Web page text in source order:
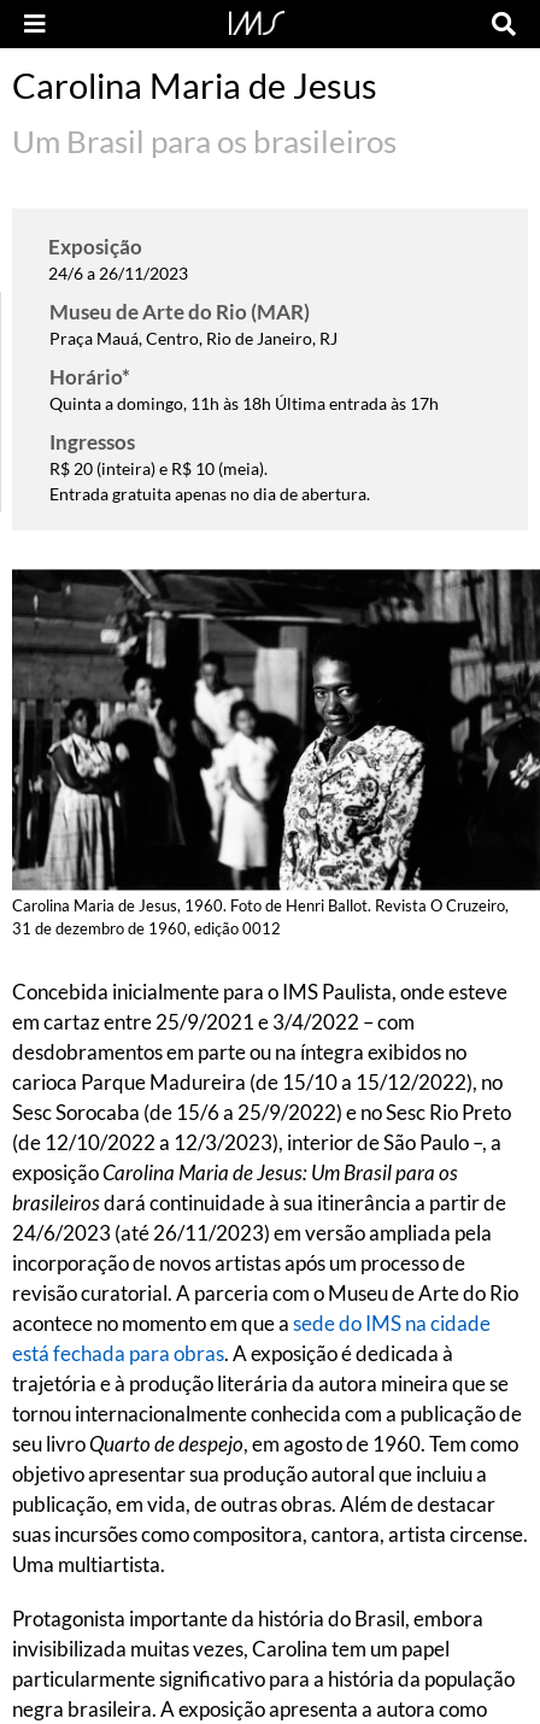
Carolina Maria de Jesus
Um Brasil para os brasileiros
Exposição
24/6 a 26/11/2023
Museu de Arte do Rio (MAR)
Praça Mauá, Centro, Rio de Janeiro, RJ
Horário*
Quinta a domingo, 11h às 18h Última entrada às 17h
Ingressos
R$ 20 (inteira) e R$ 10 (meia).
Entrada gratuita apenas no dia de abertura.
Carolina Maria de Jesus, 1960. Foto de Henri Ballot. Revista O Cruzeiro,
31 de dezembro de 1960, edição 0012
Concebida inicialmente para o IMS Paulista, onde esteve
em cartaz entre 25/9/2021 e 3/4/2022 – com
desdobramentos em parte ou na íntegra exibidos no
carioca Parque Madureira (de 15/10 a 15/12/2022), no
Sesc Sorocaba (de 15/6 a 25/9/2022) e no Sesc Rio Preto
(de 12/10/2022 a 12/3/2023), interior de São Paulo –, a
exposiçãoCarolina Maria de Jesus: Um Brasil para os
brasileirosdará continuidade à sua itinerância a partir de
24/6/2023 (até 26/11/2023) em versão ampliada pela
incorporação de novos artistas após um processo de
revisão curatorial. A parceria com o Museu de Arte do Rio
acontece no momento em que asede do IMS na cidade
está fechada para obras. A exposição é dedicada à
trajetória e à produção literária da autora mineira que se
tornou internacionalmente conhecida com a publicação de
seu livroQuarto de despejo, em agosto de 1960. Tem como
objetivo apresentar sua produção autoral que incluiu a
publicação, em vida, de outras obras. Além de destacar
suas incursões como compositora, cantora, artista circense.
Uma multiartista.
Protagonista importante da história do Brasil, embora
invisibilizada muitas vezes, Carolina tem um papel
particularmente significativo para a história da população
negra brasileira. A exposição apresenta a autora como